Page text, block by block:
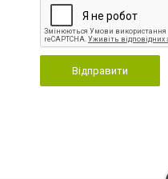
Відправити